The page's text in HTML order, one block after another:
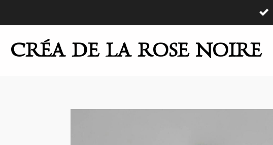
au
contenu
principal
CRÉA DE LA ROSE NOIRE